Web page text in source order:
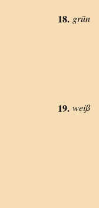
18. grün
19. weiß